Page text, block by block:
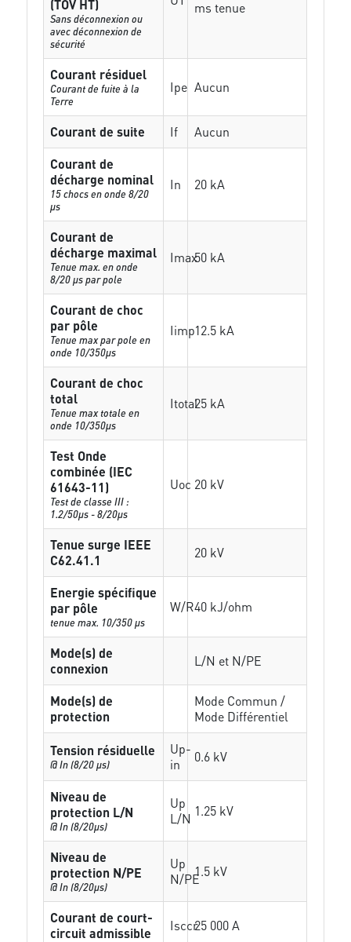
(TOV HT)
Sans déconnexion ou
avec déconnexion de
sécurité
ms tenue
Courant résiduel
Courant de fuite à la
Terre
Ipe Aucun
Courant de suite If
Aucun
Courant de
décharge nominal
15 chocs en onde 8/20
µs
In 20 kA
Courant de
décharge maximal
Tenue max. en onde
8/20 µs par pole
Imax50 kA
Courant de choc
par pôle
Tenue max par pole en
onde 10/350µs
Iimp12.5 kA
Courant de choc
total
Tenue max totale en
onde 10/350µs
Itotal25 kA
Test Onde
combinée (IEC
61643-11)
Test de classe III :
1.2/50µs - 8/20µs
Uoc 20 kV
Tenue surge IEEE
C62.41.1
20 kV
Energie spécifique
par pôle
tenue max. 10/350 µs
W/R40 kJ/ohm
Mode(s) de
connexion
L/N et N/PE
Mode(s) de
protection
Mode Commun /
Mode Différentiel
Tension résiduelle
@ In (8/20 µs)
Up-
in
0.6 kV
Niveau de
protection L/N
@ In (8/20µs)
Up
L/N 1.25 kV
Niveau de
protection N/PE
@ In (8/20µs)
Up
N/PE1.5 kV
Courant de court-
circuit admissible
Isccr25 000 A